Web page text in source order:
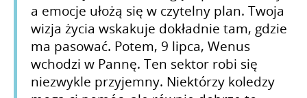
a emocje ułożą się w czytelny plan. Twoja
wizja życia wskakuje dokładnie tam, gdzie
ma pasować. Potem, 9 lipca, Wenus
wchodzi w Pannę. Ten sektor robi się
niezwykle przyjemny. Niektórzy koledzy